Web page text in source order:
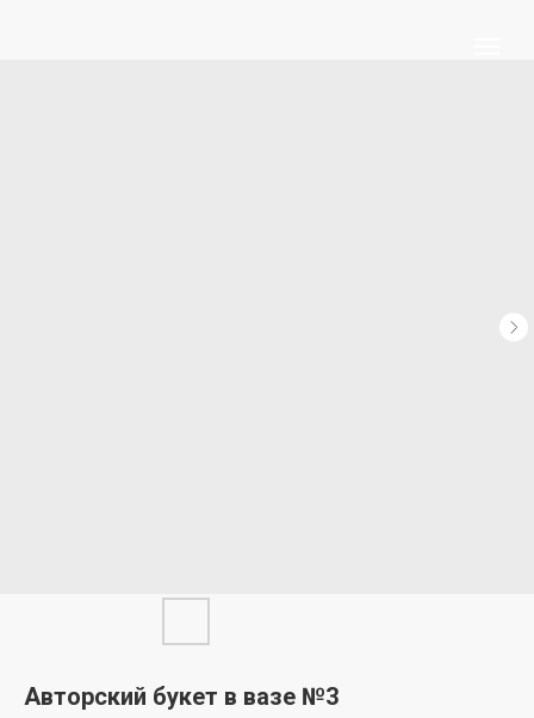
Авторский букет в вазе №3